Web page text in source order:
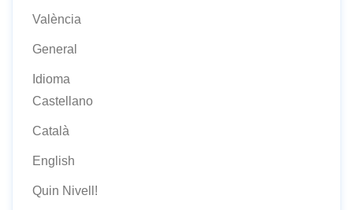
València
General
Idioma
Castellano
Català
English
Quin Nivell!